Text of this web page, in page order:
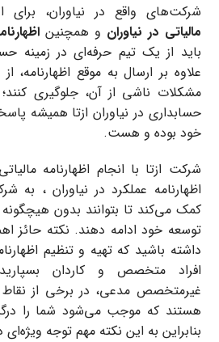
شرکت‌های واقع در نیاوران، برای
مالیاتی در نیاوران و همچنین
باید از یک تیم حرفه‌ای در زمینه
علاوه بر ارسال به موقع اظهارنامه،
مشکلات ناشی از آن، جلوگیری
حسابداری در نیاوران ازتا همیشه
خود بوده و هست.
شرکت ازتا با انجام اظهارنامه
اظهارنامه عملکرد در نیاوران ، به
کمک می‌کند تا بتوانند بدون
توسعه خود ادامه دهند. نکته حائز
داشته باشید که تهیه و تنظیم
افراد متخصص و کاردان بسپارید
غیرمتخصص مدعی، در برخی از
هستند که موجب می‌شود شما را
بنابراین به این نکته مهم توجه